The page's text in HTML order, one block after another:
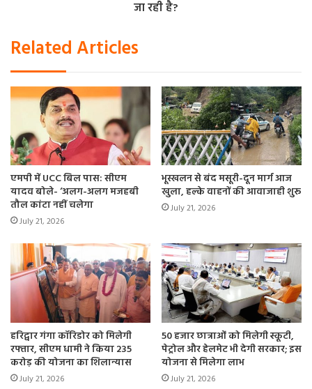
बसपा सुप्रीमो मायावती ने एनडीए और इंडिया गठबंधन से
दूरी छोटे दलों की राह आसान कर दी है। मध्य प्रदेश
विधानसभा चुनाव में शनिवार को गोंडवाना गणतंत्र पार्टी से
चुनावी गठबंधन कर लिया। आगामी लोकसभा चुनाव में
छोटे दलों के साथ यदि बसपा का गठबंधन होता है, तो हैरत
की बात नहीं होगी।#BSP
pic.twitter.com/uGGplry2Pm
— Ek Sandesh (@EkSandesh236986)October
2, 2023
शाहनवाज़ आलम ने कहा कि आज उत्तर प्रदेश में स्थिति यह हो गयी है
कि सभी गैर भाजपा पार्टियों को मिलाकर भी आधे दर्जन से ज़्यादा
मुस्लिम नेता नहीं हैं। यह लोकतंत्र और मुस्लिम समाज के लिए गंभीर
चिंता का विषय है।
उन्होंने कहा कि अतीत से सबक लेते हुए मुस्लिम समुदाय फिर से
एकतरफा कांग्रेस के साथ आने का मन बना चुका है। उसे एहसास हो
जा रही है?
Related Articles
एमपी में UCC बिल पास: सीएम
यादव बोले- ‘अलग-अलग मजहबी
तौल कांटा नहीं चलेगा
July 21, 2026
भूस्खलन से बंद मसूरी-दून मार्ग आज
खुला, हल्के वाहनों की आवाजाही शुरू
July 21, 2026
हरिद्वार गंगा कॉरिडोर को मिलेगी
रफ्तार, सीएम धामी ने किया 235
करोड़ की योजना का शिलान्यास
July 21, 2026
50 हजार छात्राओं को मिलेगी स्कूटी,
पेट्रोल और हेलमेट भी देगी सरकार; इस
योजना से मिलेगा लाभ
July 21, 2026